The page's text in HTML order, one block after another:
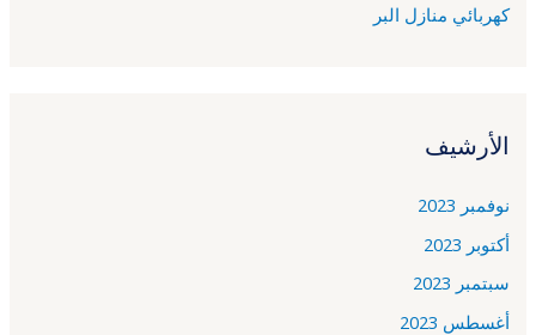
كهربائي منازل البر
الأرشيف
نوفمبر 2023
أكتوبر 2023
سبتمبر 2023
أغسطس 2023